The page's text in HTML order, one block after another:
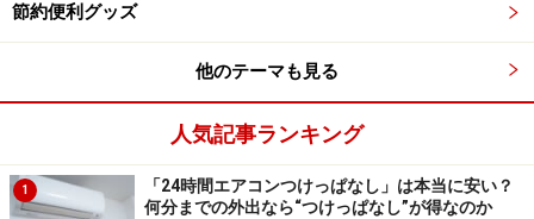
節約便利グッズ
他のテーマも見る
人気記事ランキング
1
「24時間エアコンつけっぱなし」は本当に安い？
何分までの外出なら“つけっぱなし”が得なのか